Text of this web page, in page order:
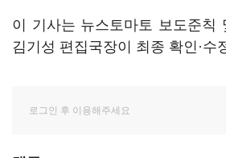
이 기사는 뉴스토마토 보도준칙
김기성 편집국장이 최종 확인·수